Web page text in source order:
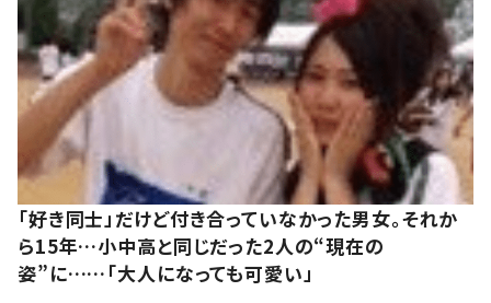
「好き同士」だけど付き合っていなかった男女。それか
ら15年…小中高と同じだった2人の“現在の
姿”に……「大人になっても可愛い」